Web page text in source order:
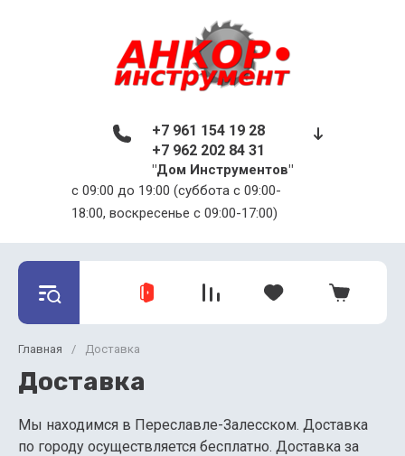
c 09:00 до 19:00 (суббота с 09:00-
18:00, воскресенье с 09:00-17:00)
+7 961 154 19 28
+7 962 202 84 31
"Дом Инструментов"
Главная / Доставка
Доставка
Мы находимся в Переславле-Залесском. Доставка
по городу осуществляется бесплатно. Доставка за